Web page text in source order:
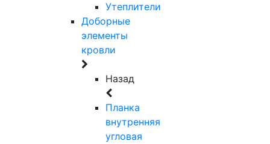
Утеплители
Доборные
элементы
кровли
Назад
Планка
внутренняя
угловая